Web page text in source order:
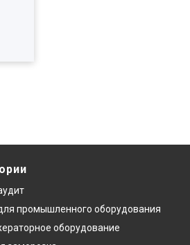
промышленного оборудования
оборудование